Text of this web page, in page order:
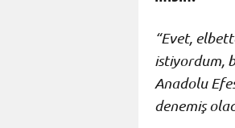
“Evet,
istiyordum,
Anadolu
denemiş